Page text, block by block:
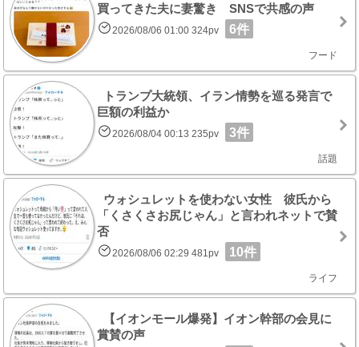
買ってきた夫に妻驚き SNSで共感の声
2026/08/06 01:00 324pv 6件
フード
トランプ大統領、イラン情勢を巡る発言で
巨額の利益か
2026/08/04 00:13 235pv 3件
話題
ウォシュレットを使わない女性 彼氏から
「くさくさお尻じゃん」と言われネットで賛
否
2026/08/06 02:29 481pv 10件
ライフ
【イオンモール爆発】イオン幹部の会見に
賞賛の声